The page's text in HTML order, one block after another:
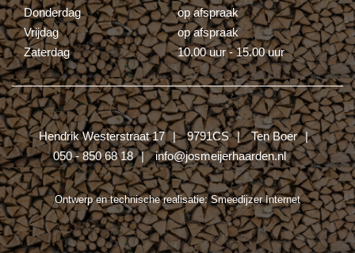
Donderdag
op afspraak
Vrijdag
op afspraak
Zaterdag
10.00 uur - 15.00 uur
Hendrik Westerstraat 17 9791CS
Ten Boer
050 - 850 68 18
info@josmeijerhaarden.nl
Ontwerp en technische realisatie:Smeedijzer Internet